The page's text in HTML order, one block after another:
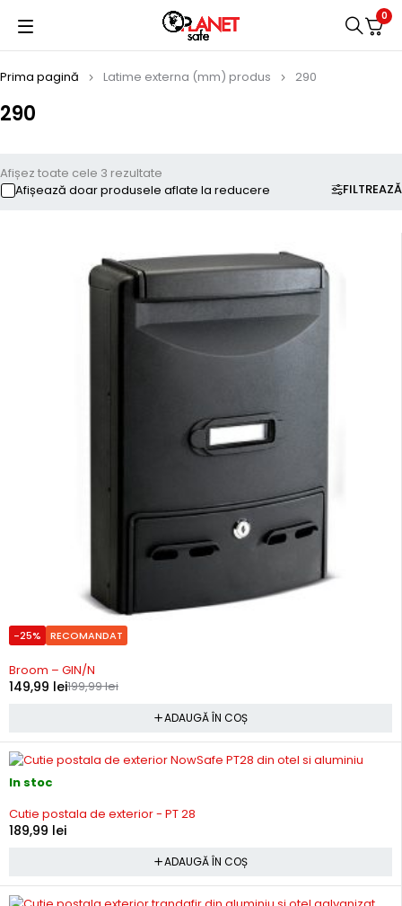
0
290
Prima pagină Latime externa (mm) produs 290
FILTREAZĂ
Afișez toate cele 3 rezultate
Afișează doar produsele aflate la reducere
-25% RECOMANDAT
In stoc
Broom – GIN/N
199,99lei
149,99 lei
ADAUGĂ ÎN COȘ
In stoc
Cutie postala de exterior - PT 28
189,99 lei
ADAUGĂ ÎN COȘ